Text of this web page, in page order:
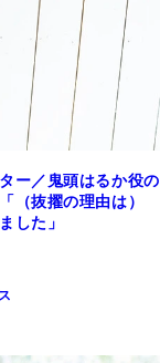
ー／鬼頭はるか役の
（抜擢の理由は）
した」